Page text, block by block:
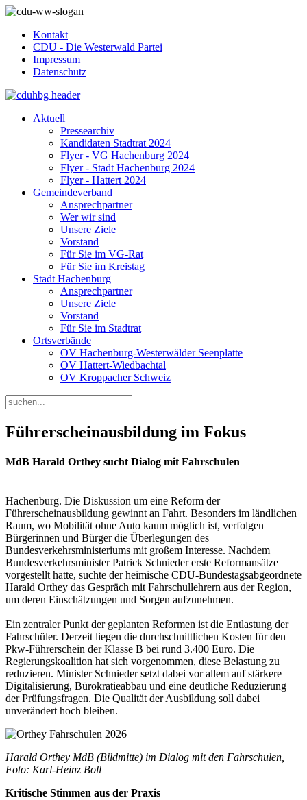
Kontakt
CDU - Die Westerwald Partei
Impressum
Datenschutz
Aktuell
Pressearchiv
Kandidaten Stadtrat 2024
Flyer - VG Hachenburg 2024
Flyer - Stadt Hachenburg 2024
Flyer - Hattert 2024
Gemeindeverband
Ansprechpartner
Wer wir sind
Unsere Ziele
Vorstand
Für Sie im VG-Rat
Für Sie im Kreistag
Stadt Hachenburg
Ansprechpartner
Unsere Ziele
Vorstand
Für Sie im Stadtrat
Ortsverbände
OV Hachenburg-Westerwälder Seenplatte
OV Hattert-Wiedbachtal
OV Kroppacher Schweiz
Führerscheinausbildung im Fokus
MdB Harald Orthey sucht Dialog mit Fahrschulen
Hachenburg. Die Diskussion um eine Reform der
Führerscheinausbildung gewinnt an Fahrt. Besonders im ländlichen
Raum, wo Mobilität ohne Auto kaum möglich ist, verfolgen
Bürgerinnen und Bürger die Überlegungen des
Bundesverkehrsministeriums mit großem Interesse. Nachdem
Bundesverkehrsminister Patrick Schnieder erste Reformansätze
vorgestellt hatte, suchte der heimische CDU-Bundestagsabgeordnete
Harald Orthey das Gespräch mit Fahrschullehrern aus der Region,
um deren Einschätzungen und Sorgen aufzunehmen.
Ein zentraler Punkt der geplanten Reformen ist die Entlastung der
Fahrschüler. Derzeit liegen die durchschnittlichen Kosten für den
Pkw-Führerschein der Klasse B bei rund 3.400 Euro. Die
Regierungskoalition hat sich vorgenommen, diese Belastung zu
reduzieren. Minister Schnieder setzt dabei vor allem auf stärkere
Digitalisierung, Bürokratieabbau und eine deutliche Reduzierung
der Prüfungsfragen. Die Qualität der Ausbildung soll dabei
unverändert hoch bleiben.
Harald Orthey MdB (Bildmitte) im Dialog mit den Fahrschulen,
Foto: Karl-Heinz Boll
Kritische Stimmen aus der Praxis